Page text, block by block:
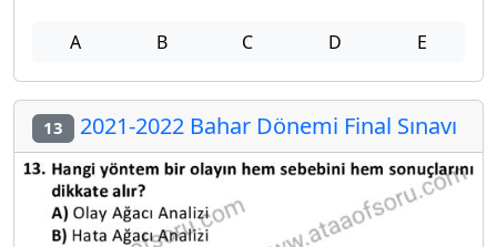
A B C D E
13 2021-2022 Bahar Dönemi Final Sınavı